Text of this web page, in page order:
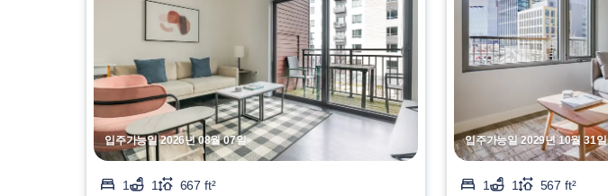
입주가능일 2026년 08월 07일
1 1
667 ft²
입주가능일 2029년 10월 31일
1 1
567 ft²